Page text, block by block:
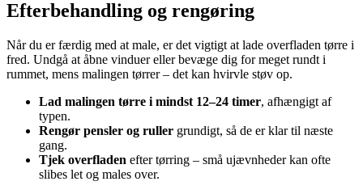
Efterbehandling og rengøring
Når du er færdig med at male, er det vigtigt at lade overfladen tørre i
fred. Undgå at åbne vinduer eller bevæge dig for meget rundt i
rummet, mens malingen tørrer – det kan hvirvle støv op.
Lad malingen tørre i mindst 12–24 timer, afhængigt af
typen.
Rengør pensler og ruller grundigt, så de er klar til næste
gang.
Tjek overfladen efter tørring – små ujævnheder kan ofte
slibes let og males over.